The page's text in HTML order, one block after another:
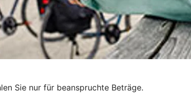
Sie nur für beanspruchte Beträge.